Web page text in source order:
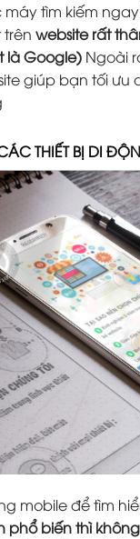
tìm kiếm
trên website rất
là Google) Ngoài
giúp bạn tối ưu
THIẾT BỊ DI
mobile để tìm
phổ biến thì